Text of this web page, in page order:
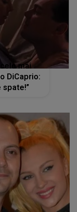
mai
DiCaprio:
spate!”